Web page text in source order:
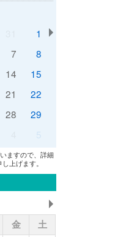
1
7
8
14
15
21
22
28
29
5
ますので、詳細
上げます。
金
土